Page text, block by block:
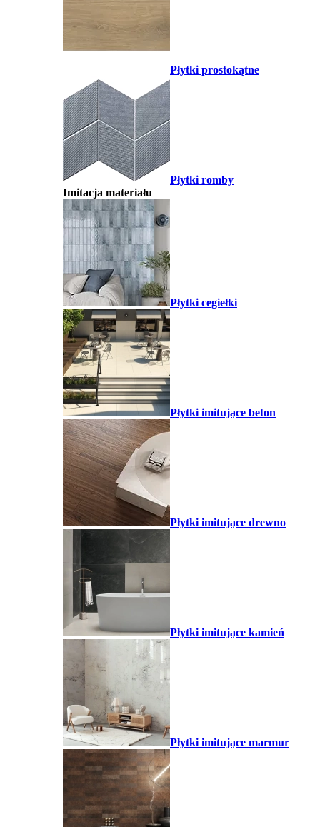
Płytki prostokątne
Płytki romby
Imitacja materiału
Płytki cegiełki
Płytki imitujące beton
Płytki imitujące drewno
Płytki imitujące kamień
Płytki imitujące marmur